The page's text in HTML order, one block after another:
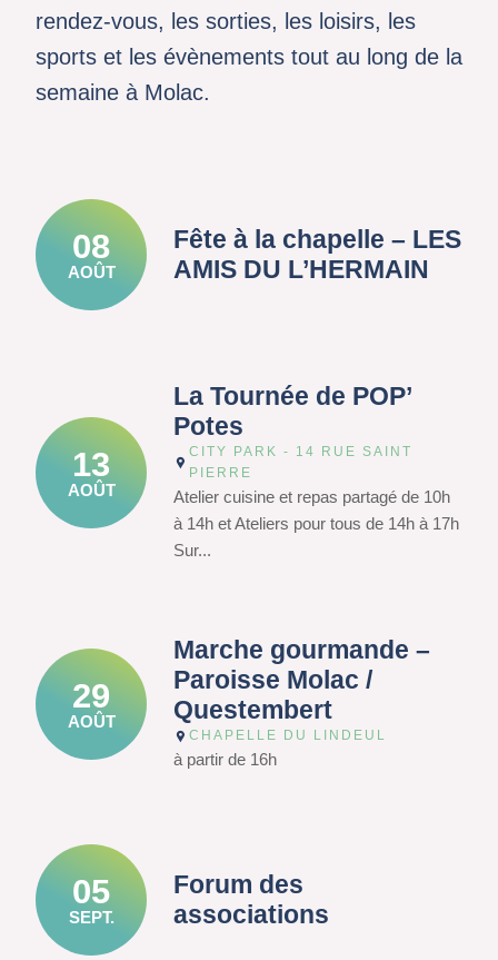
rendez-vous, les sorties, les loisirs, les
sports et les évènements tout au long de la
semaine à Molac.
08
AOÛT
Fête à la chapelle – LES
AMIS DU L’HERMAIN
13
AOÛT
La Tournée de POP’
Potes
CITY PARK - 14 RUE SAINT
PIERRE
Atelier cuisine et repas partagé de 10h
à 14h et Ateliers pour tous de 14h à 17h
Sur...
29
AOÛT
Marche gourmande –
Paroisse Molac /
Questembert
CHAPELLE DU LINDEUL
à partir de 16h
05
SEPT.
Forum des
associations